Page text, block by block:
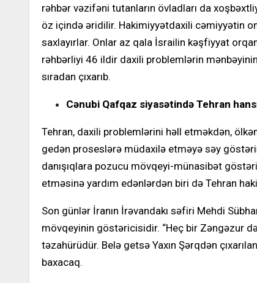
rəhbər vəzifəni tutanların övladları da
öz içində əridilir. Hakimiyyətdaxili cəmiyyətin
saxlayırlar. Onlar az qala İsrailin kəşfiyyat
rəhbərliyi 46 ildir daxili problemlərin
sıradan çıxarıb.
Cənubi Qafqaz siyasətində Tehran
Tehran, daxili problemlərini həll etməkdən,
gedən proseslərə müdaxilə etməyə səy
danışıqlara pozucu mövqeyi-münasibət
etməsinə yardım edənlərdən biri də Tehran
Son günlər İranın İrəvandakı səfiri Mehdi
mövqeyinin göstəricisidir. “Heç bir Zəngəzur
təzahürüdür. Belə getsə Yaxın Şərqdən
baxacaq.